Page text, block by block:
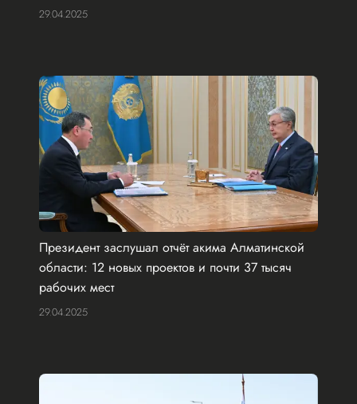
29.04.2025
Президент заслушал отчёт акима Алматинской
области: 12 новых проектов и почти 37 тысяч
рабочих мест
29.04.2025